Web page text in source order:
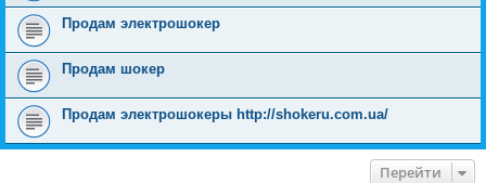
Продам электрошокер
Продам шокер
Продам электрошокеры http://shokeru.com.ua/
Перейти